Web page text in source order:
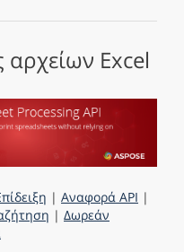
αρχείων Excel
| Αναφορά API |
| Δωρεάν